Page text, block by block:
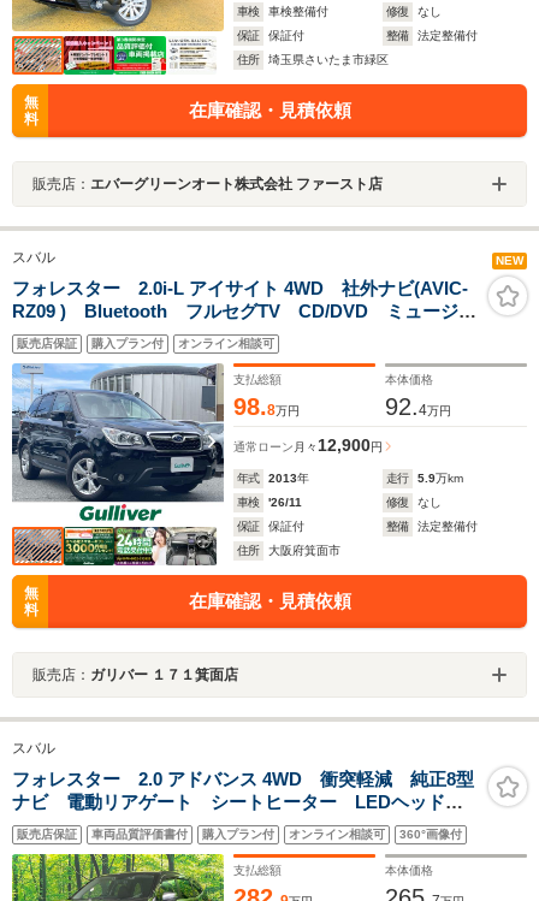
車検
車検整備付 修復
なし
保証
保証付 整備
法定整備付
住所
埼玉県さいたま市緑区
無
料
在庫確認・見積依頼
販売店： エバーグリーンオート株式会社 ファースト店
スバル NEW
フォレスター 2.0i-L アイサイト 4WD 社外ナビ(AVIC-
RZ09 ) Bluetooth フルセグTV CD/DVD ミュージッ
クサーバー(SD) ミュージックプレイヤー接続
(iPadAUX) バックカメラ ASSURAレーダー(AR-
303GA) ETC クルーズコントロール
販売店保証 購入プラン付 オンライン相談可
支払総額
98.8万円
本体価格
92.4万円
通常ローン 月々 12,900円
年式 2013年 走行 5.9万km
車検
'26/11 修復
なし
保証
保証付 整備
法定整備付
住所
大阪府箕面市
無
料
在庫確認・見積依頼
販売店： ガリバー １７１箕面店
スバル
フォレスター 2.0 アドバンス 4WD 衝突軽減 純正8型
ナビ 電動リアゲート シートヒーター LEDヘッド
リアフォグ バックカメラ ドラレコ ETC
Bluetooth デジタルインナーミラー デュアルオートエ
アコン
販売店保証 車両品質評価書付 購入プラン付 オンライン相談可 360°画像付
支払総額 本体価格